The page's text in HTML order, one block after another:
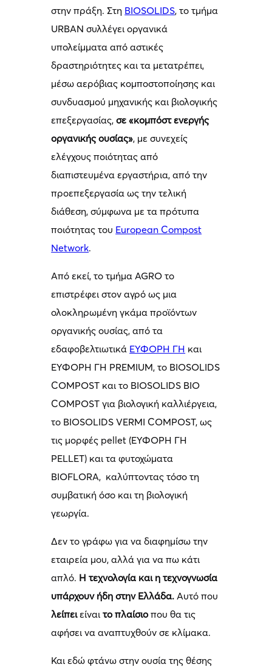
στην πράξη. Στη BIOSOLIDS, το τμήμα
URBAN συλλέγει οργανικά
υπολείμματα από αστικές
δραστηριότητες και τα μετατρέπει,
μέσω αερόβιας κομποστοποίησης και
συνδυασμού μηχανικής και βιολογικής
επεξεργασίας,σε «κομπόστ ενεργής
οργανικής ουσίας», με συνεχείς
ελέγχους ποιότητας από
διαπιστευμένα εργαστήρια, από την
προεπεξεργασία ως την τελική
διάθεση, σύμφωνα με τα πρότυπα
ποιότητας του European Compost
Network.
Από εκεί, το τμήμα AGRO το
επιστρέφει στον αγρό ως μια
ολοκληρωμένη γκάμα προϊόντων
οργανικής ουσίας, από τα
εδαφοβελτιωτικά ΕΥΦΟΡΗ ΓΗ και
ΕΥΦΟΡΗ ΓΗ PREMIUM, το BIOSOLIDS
COMPOST και το BIOSOLIDS BIO
COMPOST για βιολογική καλλιέργεια,
το BIOSOLIDS VERMI COMPOST, ως
τις μορφές pellet (ΕΥΦΟΡΗ ΓΗ
PELLET) και τα φυτοχώματα
BIOFLORA, καλύπτοντας τόσο τη
συμβατική όσο και τη βιολογική
γεωργία.
Δεν το γράφω για να διαφημίσω την
εταιρεία μου, αλλά για να πω κάτι
απλό. Η τεχνολογία και η τεχνογνωσία
υπάρχουν ήδη στην Ελλάδα. Αυτό που
λείπειείναι το πλαίσιοπου θα τις
αφήσει να αναπτυχθούν σε κλίμακα.
Και εδώ φτάνω στην ουσία της θέσης